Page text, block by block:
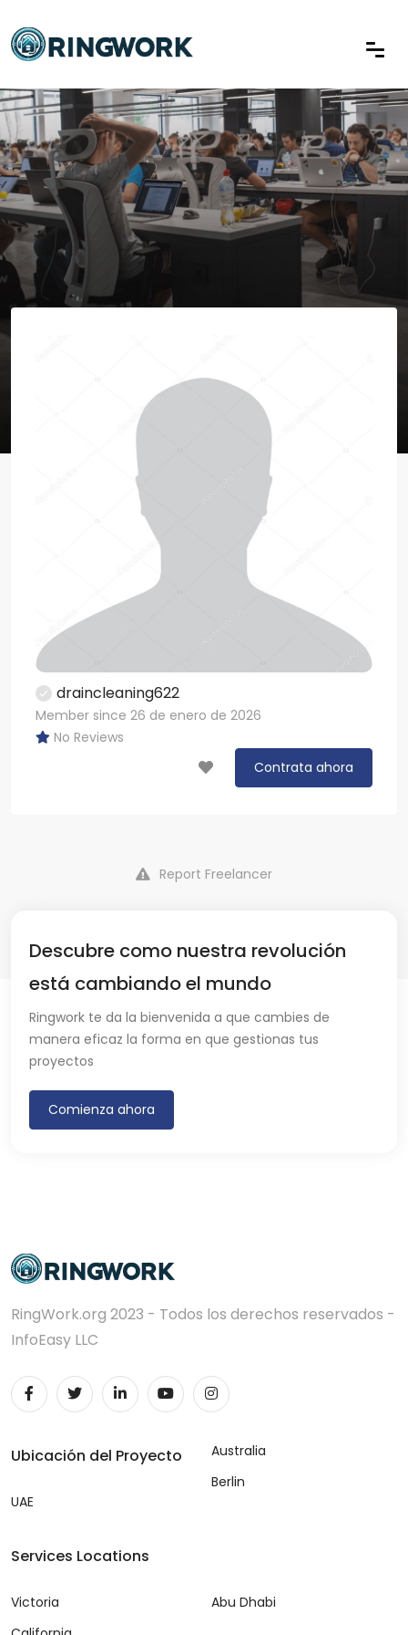
draincleaning622
Member since 26 de enero de 2026
No Reviews
Contrata ahora
Report Freelancer
Descubre como nuestra revolución
está cambiando el mundo
Ringwork te da la bienvenida a que cambies de
manera eficaz la forma en que gestionas tus
proyectos
Comienza ahora
RingWork.org 2023 - Todos los derechos reservados -
InfoEasy LLC
Ubicación del Proyecto
UAE
Australia
Berlin
Services Locations
Victoria
Abu Dhabi